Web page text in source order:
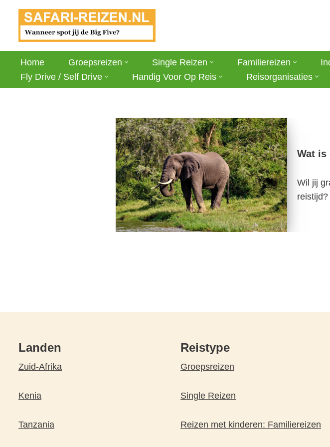
naar
Home Groepsreizen Single Reizen Familiereizen
Fly Drive / Self Drive
Handig Voor Op Reis Reisorganisaties
Wat is
Wil jij
Landen
Zuid-Afrika
Kenia
Tanzania
Reistype
Groepsreizen
Single Reizen
Reizen met kinderen: Familiereizen